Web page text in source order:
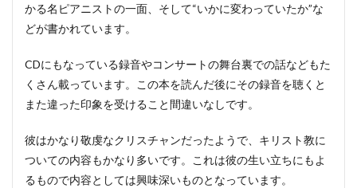
かる名ピアニストの一面、そして“いかに変わっていたか”な
どが書かれています。
CDにもなっている録音やコンサートの舞台裏での話などもた
くさん載っています。この本を読んだ後にその録音を聴くと
また違った印象を受けること間違いなしです。
彼はかなり敬虔なクリスチャンだったようで、キリスト教に
ついての内容もかなり多いです。これは彼の生い立ちにもよ
るもので内容としては興味深いものとなっています。